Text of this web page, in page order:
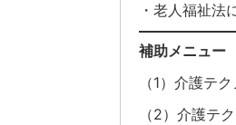
・老人福祉法
補助メニュー
（1）介護テ
（2）介護テ